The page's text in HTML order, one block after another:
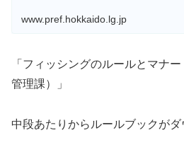
www.pref.hokkaido.lg.jp
「フィッシングのルールとマ
管理課）」
中段あたりからルールブックがダ